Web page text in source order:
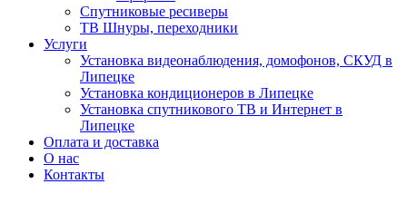
Спутниковые ресиверы
ТВ Шнуры, переходники
Услуги
Установка видеонаблюдения, домофонов, СКУД в
Липецке
Установка кондиционеров в Липецке
Установка спутникового ТВ и Интернет в
Липецке
Оплата и доставка
О нас
Контакты